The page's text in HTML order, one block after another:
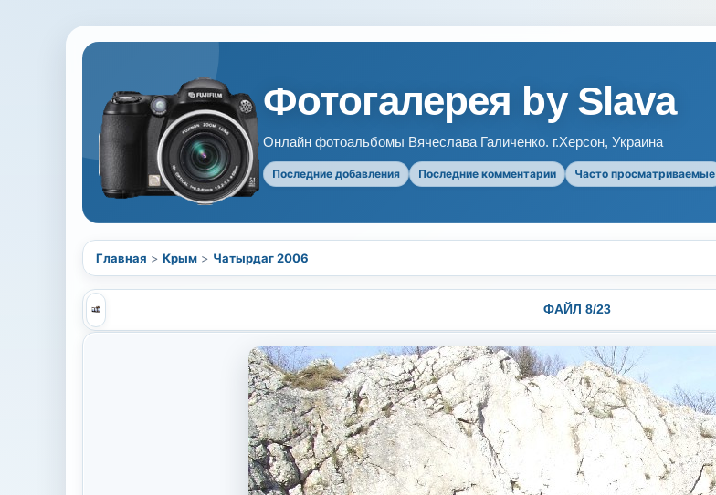
Фотогалерея by Slava
Онлайн фотоальбомы Вячеслава Галиченко. г.Херсон, Украина
Последние добавления Последние комментарии Часто просматриваемые
Главная > Крым > Чатырдаг 2006
ФАЙЛ 8/23